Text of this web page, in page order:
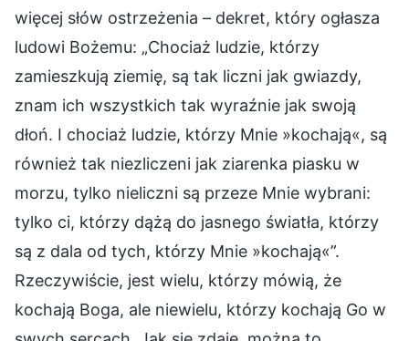
więcej słów ostrzeżenia – dekret, który ogłasza
ludowi Bożemu: „Chociaż ludzie, którzy
zamieszkują ziemię, są tak liczni jak gwiazdy,
znam ich wszystkich tak wyraźnie jak swoją
dłoń. I chociaż ludzie, którzy Mnie »kochają«, są
również tak niezliczeni jak ziarenka piasku w
morzu, tylko nieliczni są przeze Mnie wybrani:
tylko ci, którzy dążą do jasnego światła, którzy
są z dala od tych, którzy Mnie »kochają«”.
Rzeczywiście, jest wielu, którzy mówią, że
kochają Boga, ale niewielu, którzy kochają Go w